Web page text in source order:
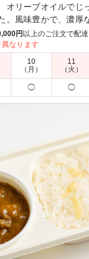
オリーブオイルでじ
。風味豊かで、濃厚
ーブケース(化粧箱)
記「ご飯の種類」プ
かり感じられ、カレ
た。海鮮の風味が贅
味しさを楽しめま
親会›ランチ会
2026/05/25
円 以上のご注文で配
なります
10
（月）
11
（火）
◯ ◯